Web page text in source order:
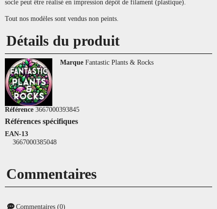
socle peut être réalisé en impression dépôt de filament (plastique).
Tout nos modèles sont vendus non peints.
Détails du produit
Marque Fantastic Plants & Rocks
Référence 3667000393845
Références spécifiques
EAN-13
3667000385048
Commentaires
Commentaires (0)